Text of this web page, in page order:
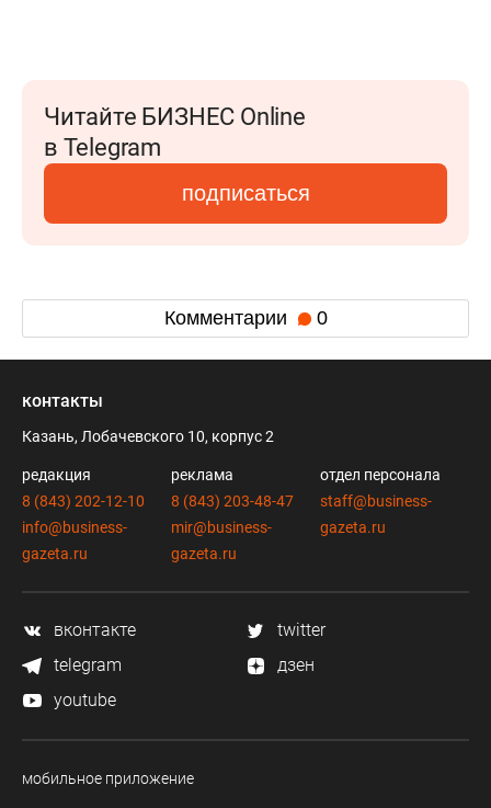
Читайте БИЗНЕС Online
в Telegram
подписаться
Комментарии 0
контакты
Казань, Лобачевского 10, корпус 2
редакция
8 (843) 202-12-10
info@business-
gazeta.ru
реклама
8 (843) 203-48-47
mir@business-
gazeta.ru
отдел персонала
staff@business-
gazeta.ru
вконтакте
twitter
telegram
дзен
youtube
мобильное приложение